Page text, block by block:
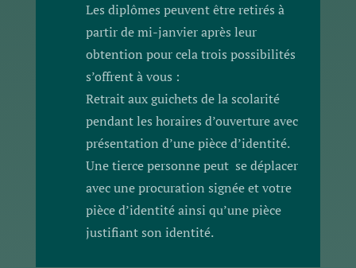
Les diplômes peuvent être retirés à
partir de mi-janvier après leur
obtention pour cela trois possibilités
s’offrent à vous :
Retrait aux guichets de la scolarité
pendant les horaires d’ouverture avec
présentation d’une pièce d’identité.
Une tierce personne peut se déplacer
avec une procuration signée et votre
pièce d’identité ainsi qu’une pièce
justifiant son identité.